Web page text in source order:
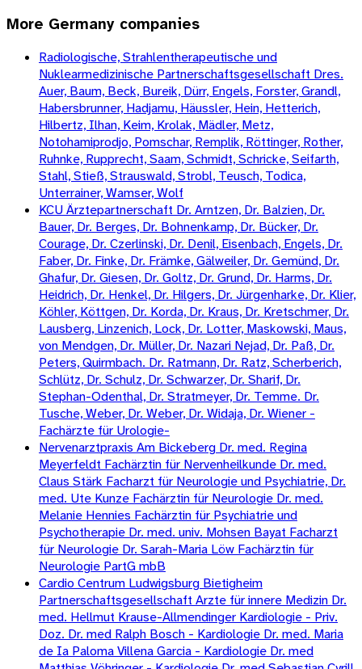
More Germany companies
Radiologische, Strahlentherapeutische und
Nuklearmedizinische Partnerschaftsgesellschaft Dres.
Auer, Baum, Beck, Bureik, Dürr, Engels, Forster, Grandl,
Habersbrunner, Hadjamu, Häussler, Hein, Hetterich,
Hilbertz, Ilhan, Keim, Krolak, Mädler, Metz,
Notohamiprodjo, Pomschar, Remplik, Röttinger, Rother,
Ruhnke, Rupprecht, Saam, Schmidt, Schricke, Seifarth,
Stahl, Stieß, Strauswald, Strobl, Teusch, Todica,
Unterrainer, Wamser, Wolf
KCU Ärztepartnerschaft Dr. Arntzen, Dr. Balzien, Dr.
Bauer, Dr. Berges, Dr. Bohnenkamp, Dr. Bücker, Dr.
Courage, Dr. Czerlinski, Dr. Denil, Eisenbach, Engels, Dr.
Faber, Dr. Finke, Dr. Främke, Gälweiler, Dr. Gemünd, Dr.
Ghafur, Dr. Giesen, Dr. Goltz, Dr. Grund, Dr. Harms, Dr.
Heidrich, Dr. Henkel, Dr. Hilgers, Dr. Jürgenharke, Dr. Klier,
Köhler, Köttgen, Dr. Korda, Dr. Kraus, Dr. Kretschmer, Dr.
Lausberg, Linzenich, Lock, Dr. Lotter, Maskowski, Maus,
von Mendgen, Dr. Müller, Dr. Nazari Nejad, Dr. Paß, Dr.
Peters, Quirmbach. Dr. Ratmann, Dr. Ratz, Scherberich,
Schlütz, Dr. Schulz, Dr. Schwarzer, Dr. Sharif, Dr.
Stephan-Odenthal, Dr. Stratmeyer, Dr. Temme. Dr.
Tusche, Weber, Dr. Weber, Dr. Widaja, Dr. Wiener -
Fachärzte für Urologie-
Nervenarztpraxis Am Bickeberg Dr. med. Regina
Meyerfeldt Fachärztin für Nervenheilkunde Dr. med.
Claus Stärk Facharzt für Neurologie und Psychiatrie, Dr.
med. Ute Kunze Fachärztin für Neurologie Dr. med.
Melanie Hennies Fachärztin für Psychiatrie und
Psychotherapie Dr. med. univ. Mohsen Bayat Facharzt
für Neurologie Dr. Sarah-Maria Löw Fachärztin für
Neurologie PartG mbB
Cardio Centrum Ludwigsburg Bietigheim
Partnerschaftsgesellschaft Arzte für innere Medizin Dr.
med. Hellmut Krause-Allmendinger Kardiologie - Priv.
Doz. Dr. med Ralph Bosch - Kardiologie Dr. med. Maria
de Ia Paloma Villena Garcia - Kardiologie Dr. med